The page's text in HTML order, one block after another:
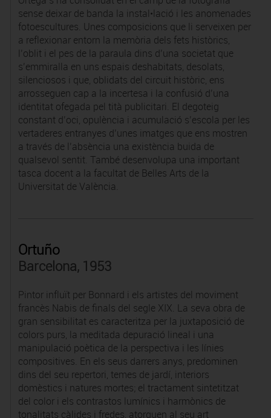
sense deixar de banda la instal•lació i les anomenades
fotoescultures. Unes composicions que li serveixen per
a reflexionar entorn la memòria dels fets històrics,
l’oblit i el pes de la paraula dins d’una societat que
s’emmiralla en uns espais deshabitats, desolats,
silenciosos i que, oblidats del circuit històric, ens
arrosseguen cap a la incertesa i la confusió d’una
identitat ofegada pel tità publicitari. El degoteig
constant d’oci, opulència i acumulació s’escola per les
vertaderes entranyes d’unes imatges que ens mostren
a través de l’absència una existència buida de
qualsevol sentit. També desenvolupa una important
tasca docent a la facultat de Belles Arts de la
Universitat de València.
Ortuño
Barcelona, 1953
Pintor influït per Bonnard i els artistes del moviment
francès Nabis de finals del segle XIX. La seva obra de
gran sensibilitat es caracteritza per la juxtaposició de
colors purs, la meditada depuració lineal i una
manipulació poètica de la perspectiva i les línies
compositives. En els seus darrers anys, predominen
dins del seu repertori, temes de jardí, interiors
domèstics i natures mortes; el tractament sintetitzat
del color i els contrastos lumínics i harmònics de
tonalitats càlides i fredes, atorguen al seu art